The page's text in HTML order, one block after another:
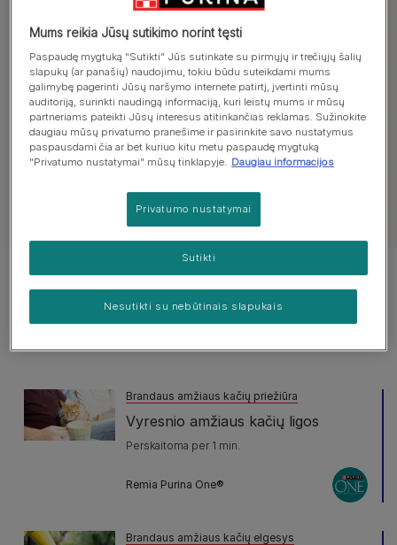
Raskite patarimų dėl brandaus
amžiaus augintinių priežiūros:
Brandaus amžiaus augintinių sveikata
Žiūrėti visus straipsnius apie kates
Rodomi 2 iš 2 straipsnių
Populiarūs straipsniai:
Brandaus amžiaus kačių priežiūra
Vyresnio amžiaus kačių ligos
Perskaitoma per 1 min.
Remia Purina One®
Brandaus amžiaus kačių elgesys
Mums reikia Jūsų sutikimo norint tęsti
Paspaudę mygtuką "Sutikti" Jūs sutinkate su pirmųjų ir trečiųjų šalių
slapukų (ar panašių) naudojimu, tokiu būdu suteikdami mums
galimybę pagerinti Jūsų naršymo internete patirtį, įvertinti mūsų
auditoriją, surinkti naudingą informaciją, kuri leistų mums ir mūsų
partneriams pateikti Jūsų interesus atitinkančias reklamas. Sužinokite
daugiau mūsų privatumo pranešime ir pasirinkite savo nustatymus
paspausdami čia ar bet kuriuo kitu metu paspaudę mygtuką
"Privatumo nustatymai" mūsų tinklapyje.
Daugiau informacijos
Privatumo nustatymai
Nesutikti su nebūtinais slapukais
Sutikti